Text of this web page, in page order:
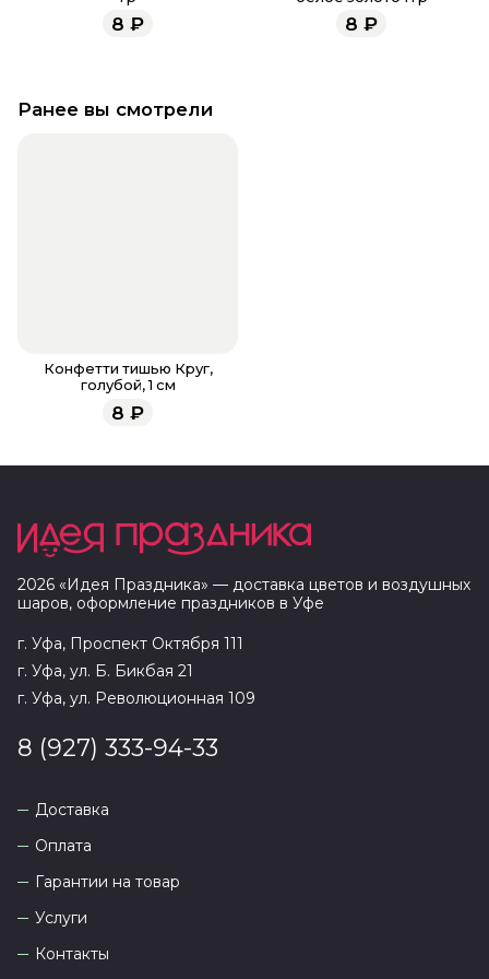
8 ₽ 8 ₽
Ранее вы смотрели
Конфетти тишью Круг,
голубой, 1 см
8 ₽
2026 «Идея Праздника» — доставка цветов и воздушных
шаров, оформление праздников в Уфе
г. Уфа, Проспект Октября 111
г. Уфа, ул. Б. Бикбая 21
г. Уфа, ул. Революционная 109
8 (927) 333-94-33
Доставка
Оплата
Гарантии на товар
Услуги
Контакты